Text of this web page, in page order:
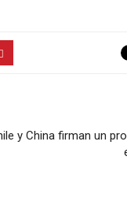
y China firman un